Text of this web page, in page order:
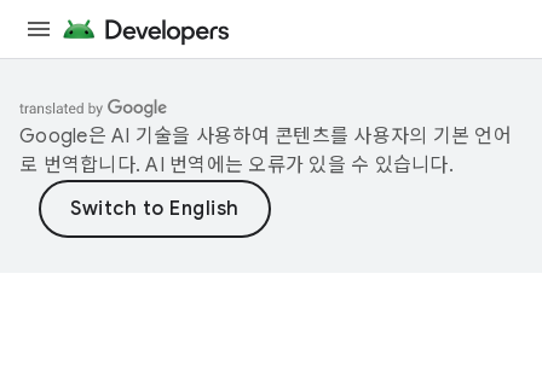
Google은 AI 기술을 사용하여 콘텐츠를 사용자의 기본 언어
로 번역합니다. AI 번역에는 오류가 있을 수 있습니다.